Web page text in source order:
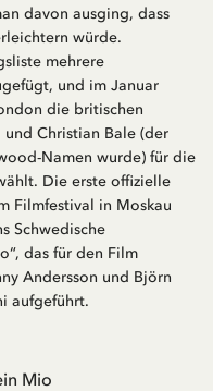
davon ausging, dass
würde.
mehrere
und im Januar
die britischen
Christian Bale (der
Namen wurde) für die
Die erste offizielle
Filmfestival in Moskau
Schwedische
das für den Film
Andersson und Björn
aufgeführt.
Mio